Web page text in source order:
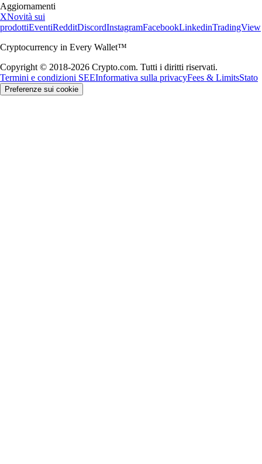
Aggiornamenti
XNovità sui
prodottiEventiRedditDiscordInstagramFacebookLinkedinTradingView
Cryptocurrency in Every Wallet™
Copyright © 2018-2026 Crypto.com. Tutti i diritti riservati.
Termini e condizioni SEEInformativa sulla privacyFees & LimitsStato
Preferenze sui cookie